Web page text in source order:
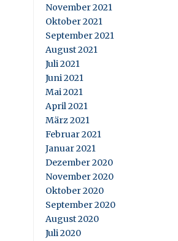
November 2021
Oktober 2021
September 2021
August 2021
Juli 2021
Juni 2021
Mai 2021
April 2021
März 2021
Februar 2021
Januar 2021
Dezember 2020
November 2020
Oktober 2020
September 2020
August 2020
Juli 2020